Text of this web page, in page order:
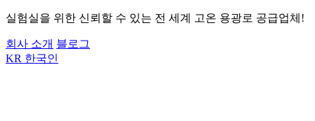
실험실을 위한 신뢰할 수 있는 전 세계 고온 용광로 공급업체!
회사 소개 블로그
KR 한국인